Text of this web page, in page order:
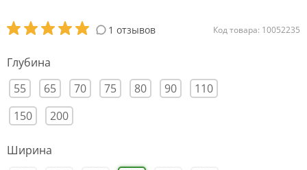
1 отзывов Код товара: 10052235
Глубина
55
65 70 75 80 90
110
150
200
Ширина